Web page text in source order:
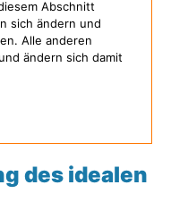
Abschnitt
sich ändern und
Alle anderen
ändern sich damit
des idealen